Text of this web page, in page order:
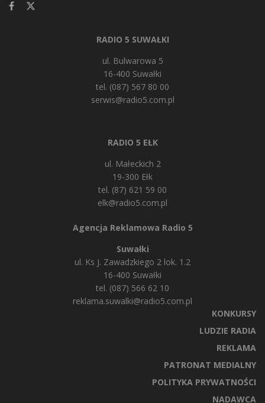
RADIO 5 SUWAŁKI
ul. Bulwarowa 5
16-400 Suwałki
tel. (087) 567 80 00
serwis@radio5.com.pl
RADIO 5 EŁK
ul. Małeckich 2
19-300 Ełk
tel. (87) 621 59 00
elk@radio5.com.pl
Agencja Reklamowa Radio 5
Suwałki
ul. Ks J. Zawadzkiego 2 lok. 1.2
16-400 Suwałki
tel. (087) 566 62 10
reklama.suwalki@radio5.com.pl
KONKURSY
LUDZIE RADIA
REKLAMA
PATRONAT MEDIALNY
POLITYKA PRYWATNOŚCI
NADAWCA